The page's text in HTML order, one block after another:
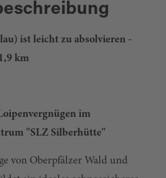
ist leicht zu absolvieren -
km
im
"SLZ Silberhütte"
von Oberpfälzer Wald und